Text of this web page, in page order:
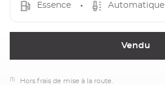
Essence Automatique
Vendu
(1) Hors frais de mise à la route.